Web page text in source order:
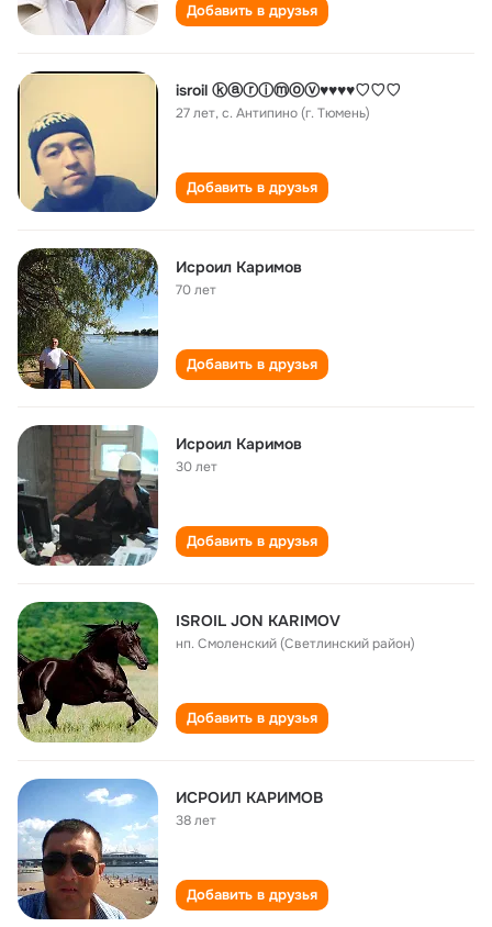
Добавить в друзья
isroil ⓚⓐⓡⓘⓜⓞⓥ♥♥♥♥♡♡♡
27 лет,с. Антипино (г. Тюмень)
Добавить в друзья
Исроил Каримов
70 лет
Добавить в друзья
Исроил Каримов
30 лет
Добавить в друзья
ISROIL JON KARIMOV
нп. Смоленский (Светлинский район)
Добавить в друзья
ИСРОИЛ КАРИМОВ
38 лет
Добавить в друзья